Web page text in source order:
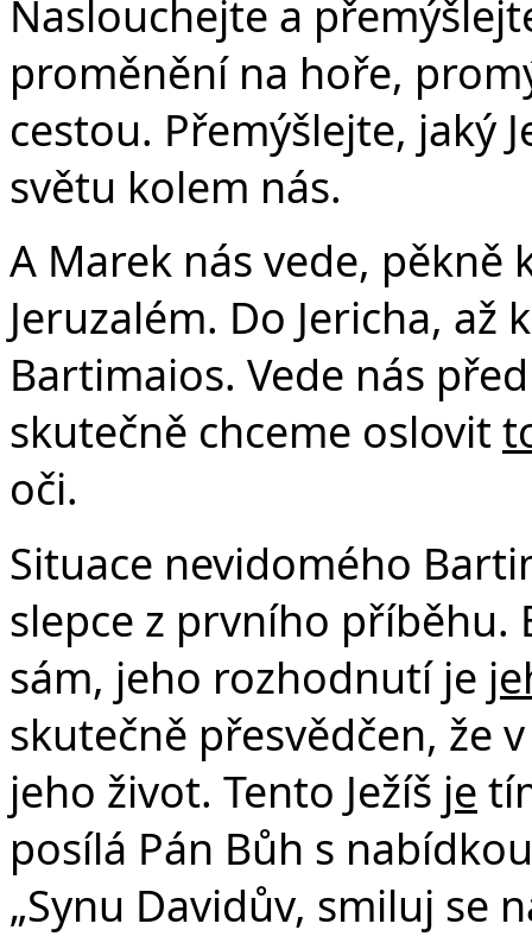
Naslouchejte a
proměnění na hoře,
cestou. Přemýšlejte, jaký
světu kolem nás.
A Marek nás vede, pěkně
Jeruzalém. Do Jericha,
Bartimaios. Vede nás
skutečně chceme oslovit
oči.
Situace nevidomého
slepce z prvního
sám, jeho rozhodnutí je
skutečně přesvědčen, že
jeho život. Tento Ježíš je
posílá Pán Bůh s
„Synu Davidův, smiluj se